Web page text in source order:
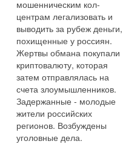
мошенническим кол-
центрам легализовать и
выводить за рубеж деньги,
похищенные у россиян.
Жертвы обмана покупали
криптовалюту, которая
затем отправлялась на
счета злоумышленников.
Задержанные - молодые
жители российских
регионов. Возбуждены
уголовные дела.